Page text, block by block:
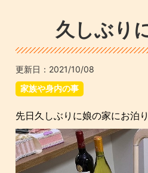
久しぶり
更新日： 2021/10/08
家族や身内の事
先日久しぶりに娘の家にお泊り